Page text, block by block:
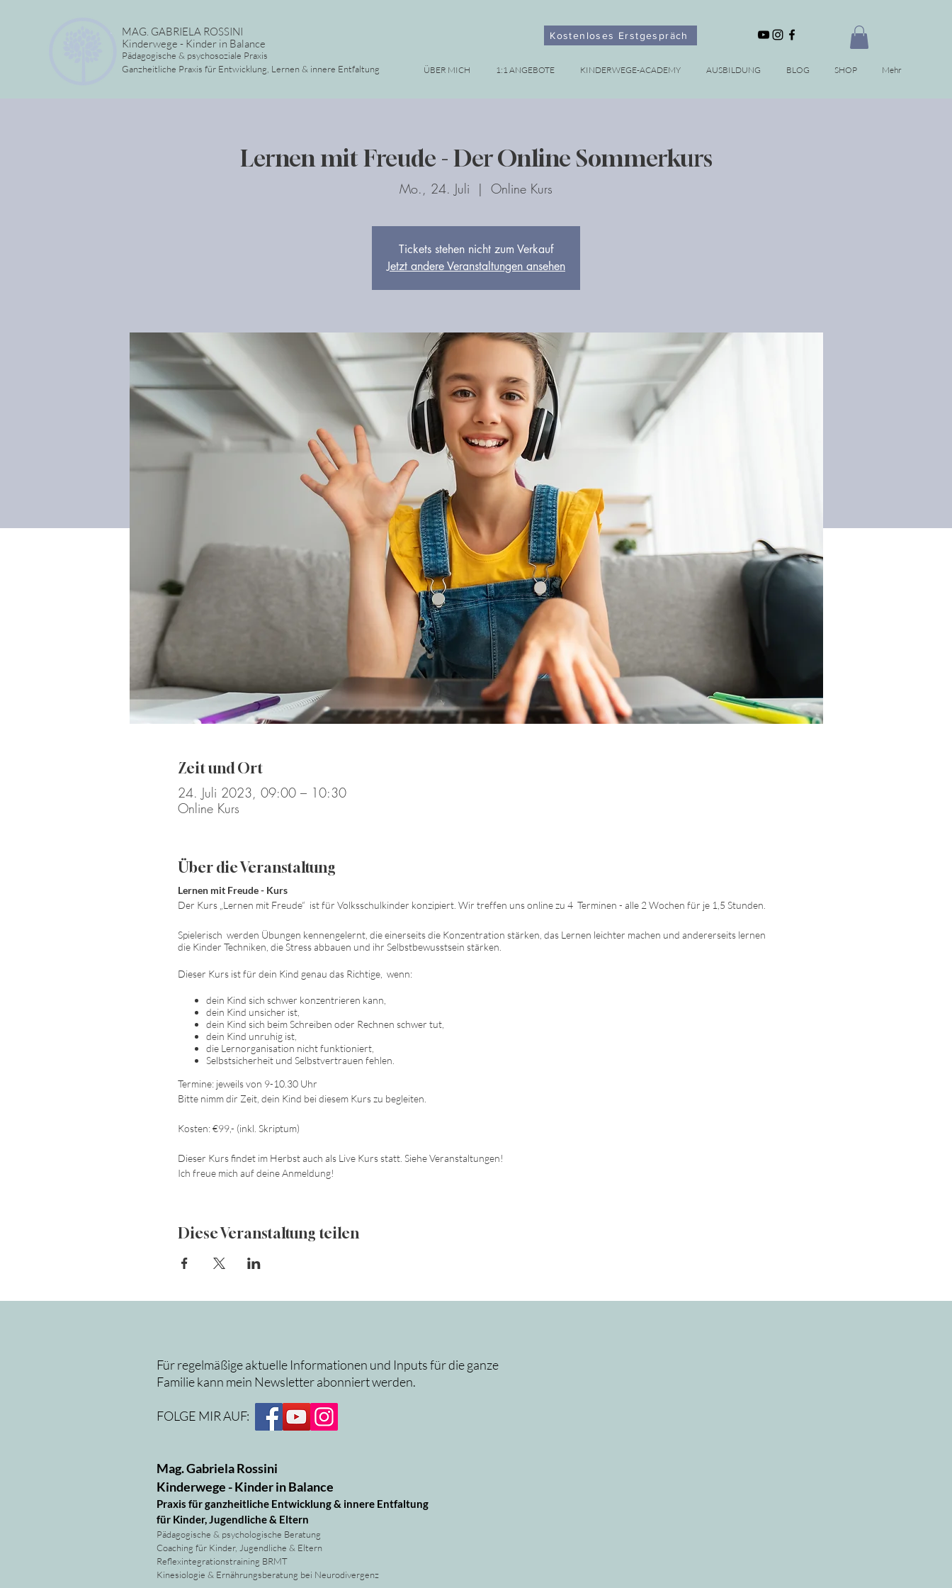
MAG. GABRIELA ROSSINI
Kinderwege - Kinder in Balance
Pädagogische & psychosoziale Praxis
Ganzheitliche Praxis für Entwicklung, Lernen & innere Entfaltung
Kostenloses Erstgespräch
ÜBER MICH 1:1 ANGEBOTE KINDERWEGE-ACADEMY AUSBILDUNG BLOG SHOP Mehr
Lernen mit Freude - Der Online Sommerkurs
Mo., 24. Juli
  |
Online Kurs
Tickets stehen nicht zum Verkauf
Jetzt andere Veranstaltungen ansehen
Zeit und Ort
24. Juli 2023, 09:00 – 10:30
Online Kurs
Über die Veranstaltung
Lernen mit Freude - Kurs
Der Kurs „Lernen mit Freude“ ist für Volksschulkinder konzipiert. Wir treffen uns online zu 4 Terminen - alle 2 Wochen für je 1,5 Stunden.
Spielerisch werden Übungen kennengelernt, die einerseits die Konzentration stärken, das Lernen leichter machen und andererseits lernen
die Kinder Techniken, die Stress abbauen und ihr Selbstbewusstsein stärken.
Dieser Kurs ist für dein Kind genau das Richtige, wenn:
dein Kind sich schwer konzentrieren kann,
dein Kind unsicher ist,
dein Kind sich beim Schreiben oder Rechnen schwer tut,
dein Kind unruhig ist,
die Lernorganisation nicht funktioniert,
Selbstsicherheit und Selbstvertrauen fehlen.
Termine: jeweils von 9-10.30 Uhr
Bitte nimm dir Zeit, dein Kind bei diesem Kurs zu begleiten.
Kosten: €99,- (inkl. Skriptum)
Dieser Kurs findet im Herbst auch als Live Kurs statt. Siehe Veranstaltungen!
Ich freue mich auf deine Anmeldung!
Diese Veranstaltung teilen
Für regelmäßige aktuelle Informationen und Inputs für die ganze
Familie kann mein Newsletter abonniert werden.
FOLGE MIR AUF:
Mag. Gabriela Rossini
Kinderwege - Kinder in Balance
Praxis für ganzheitliche Entwicklung & innere Entfaltung
für Kinder, Jugendliche & Eltern
Pädagogische & psychologische Beratung
Coaching für Kinder, Jugendliche & Eltern
Reflexintegrationstraining BRMT
Kinesiologie & Ernährungsberatung bei Neurodivergenz